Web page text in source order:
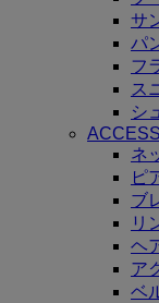
サ
パ
フ
ス
シ
ネ
ピ
ブ
リ
ヘ
ア
ベ